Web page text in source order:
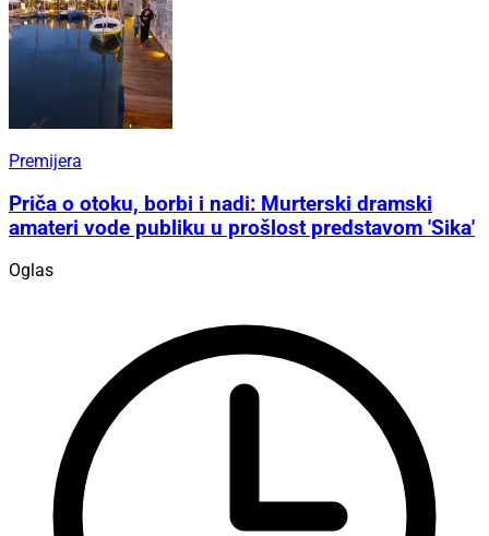
Premijera
Priča o otoku, borbi i nadi: Murterski dramski
amateri vode publiku u prošlost predstavom 'Sika'
Oglas